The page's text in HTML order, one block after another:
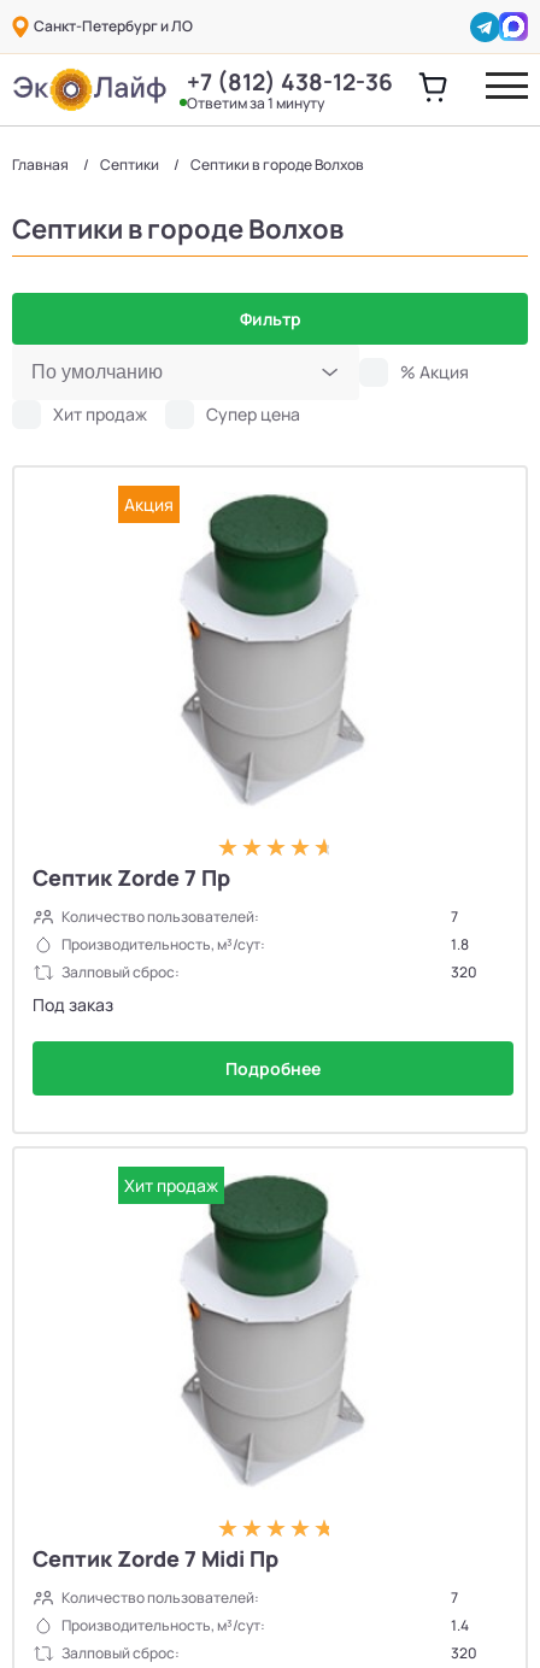
Санкт-Петербург и ЛО
+7 (812) 438-12-36
Ответим за 1 минуту
Главная Септики Септики в городе Волхов
Септики в городе Волхов
Фильтр
% Акция
Хит продаж
Супер цена
Акция
Септик Zorde 7 Пр
Количество пользователей:
7
Производительность, м³/сут:
1.8
Залповый сброс:
320
Под заказ
Подробнее
Хит продаж
Септик Zorde 7 Midi Пр
Количество пользователей:
7
Производительность, м³/сут:
1.4
Залповый сброс:
320